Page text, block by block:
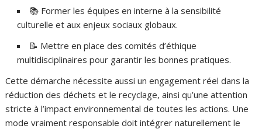
📚 Former les équipes en interne à la sensibilité
culturelle et aux enjeux sociaux globaux.
📝 Mettre en place des comités d’éthique
multidisciplinaires pour garantir les bonnes pratiques.
Cette démarche nécessite aussi un engagement réel dans la
réduction des déchets et le recyclage, ainsi qu’une attention
stricte à l’impact environnemental de toutes les actions. Une
mode vraiment responsable doit intégrer naturellement le